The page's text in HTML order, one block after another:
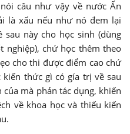
câu như vậy về nước Ấn
là xấu nếu như nó đem lại
này cho học sinh (dùng
nghiệp), chứ học thêm theo
cho thi được điểm cao chứ
thức gì có gía trị về sau
mà phản tác dụng, khiến
về khoa học và thiếu kiến